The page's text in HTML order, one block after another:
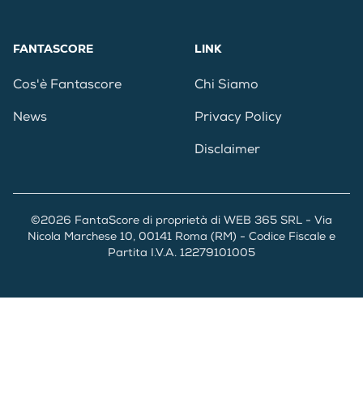
FANTASCORE
Cos'è Fantascore
News
LINK
Chi Siamo
Privacy Policy
Disclaimer
©2026 FantaScore di proprietà di WEB 365 SRL - Via
Nicola Marchese 10, 00141 Roma (RM) - Codice Fiscale e
Partita I.V.A. 12279101005